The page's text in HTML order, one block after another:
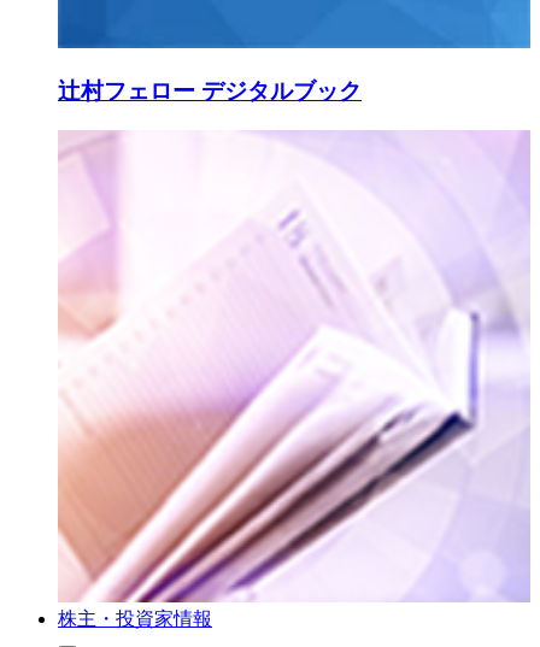
辻村フェロー デジタルブック
株主・投資家情報